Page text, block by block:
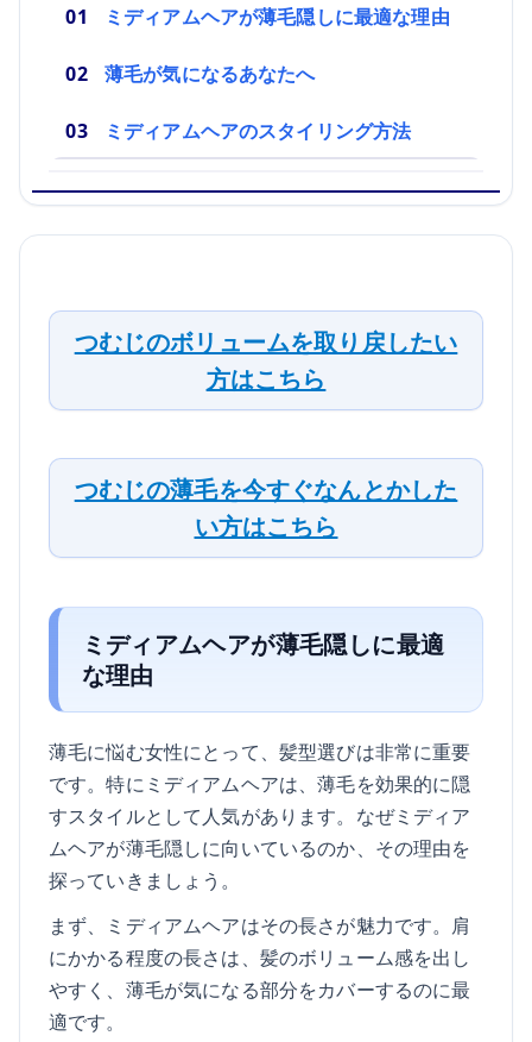
ミディアムヘアが薄毛隠しに最適な理由
薄毛が気になるあなたへ
ミディアムヘアのスタイリング方法
つむじのボリュームを取り戻したい
方はこちら
つむじの薄毛を今すぐなんとかした
い方はこちら
ミディアムヘアが薄毛隠しに最適
な理由
薄毛に悩む女性にとって、髪型選びは非常に重要
です。特にミディアムヘアは、薄毛を効果的に隠
すスタイルとして人気があります。なぜミディア
ムヘアが薄毛隠しに向いているのか、その理由を
探っていきましょう。
まず、ミディアムヘアはその長さが魅力です。肩
にかかる程度の長さは、髪のボリューム感を出し
やすく、薄毛が気になる部分をカバーするのに最
適です。